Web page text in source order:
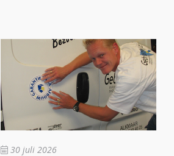
30 juli 2026